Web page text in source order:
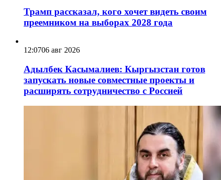
Трамп рассказал, кого хочет видеть своим
преемником на выборах 2028 года
12:0706 авг 2026
Адылбек Касымалиев: Кыргызстан готов
запускать новые совместные проекты и
расширять сотрудничество с Россией